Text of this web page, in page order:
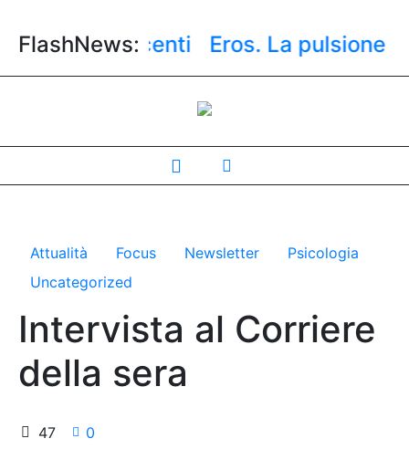
FlashNews:
adolescenti Eros. La pulsione
Attualità Focus Newsletter
Psicologia
Uncategorized
Intervista al Corriere
della sera
47 0